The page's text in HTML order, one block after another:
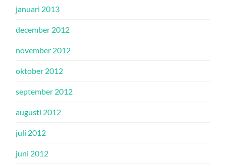
januari 2013
december 2012
november 2012
oktober 2012
september 2012
augusti 2012
juli 2012
juni 2012